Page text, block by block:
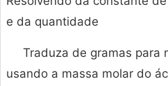
e da quantidade
Traduza de gramas para
usando a massa molar do